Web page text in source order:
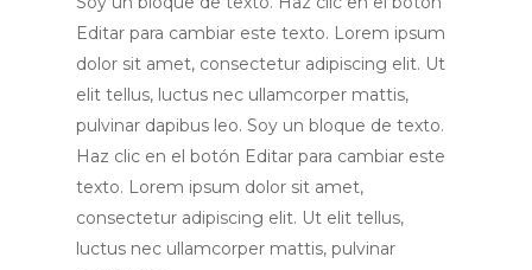
Editar para cambiar este texto. Lorem ipsum
dolor sit amet, consectetur adipiscing elit. Ut
elit tellus, luctus nec ullamcorper mattis,
pulvinar dapibus leo. Soy un bloque de texto.
Haz clic en el botón Editar para cambiar este
texto. Lorem ipsum dolor sit amet,
consectetur adipiscing elit. Ut elit tellus,
luctus nec ullamcorper mattis, pulvinar